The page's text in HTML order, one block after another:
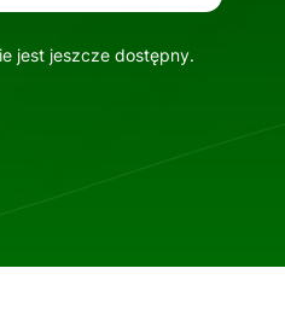
jest jeszcze dostępny.